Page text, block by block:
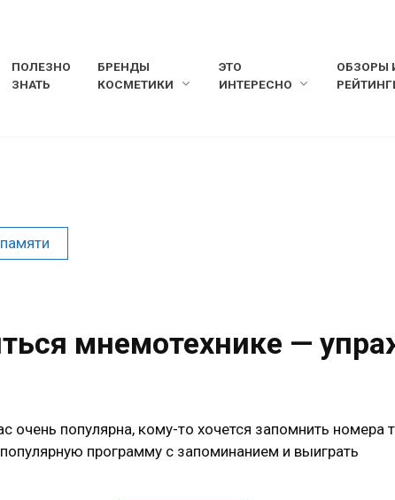
ПОЛЕЗНО
ЗНАТЬ
БРЕНДЫ
КОСМЕТИКИ
ЭТО
ИНТЕРЕСНО
ОБЗОРЫ
мнемотехнике —
очень популярна, кому-то хочется запомнить номера
программу с запоминанием и выиграть